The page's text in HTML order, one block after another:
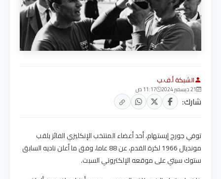
الشبكة أ.ف.ب
21 ديسمبر 2024 11:17 ص
شارك:
توفي جورج إيستهام، أحد أعضاء المنتخب الإنكليزي الفائز بلقب
مونديال 1966 لكرة القدم، عن 88 عاما، وفق ما أعلن ناديه السابق
ستوك سيتي على موقعه الإلكتروني السبت.